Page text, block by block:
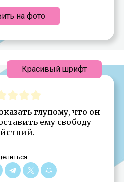
на фото
глупому, что он
ему свободу
Красивый шрифт